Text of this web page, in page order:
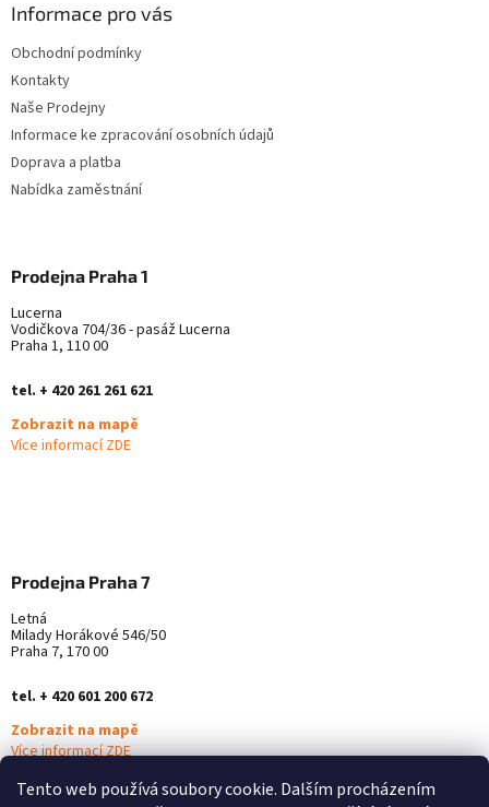
Tento web používá soubory cookie. Dalším procházením
Informace pro vás
Obchodní podmínky
Kontakty
Naše Prodejny
Informace ke zpracování osobních údajů
Doprava a platba
Nabídka zaměstnání
Prodejna Praha 1
Lucerna
Vodičkova 704/36 - pasáž Lucerna
Praha 1, 110 00
tel. + 420 261 261 621
Zobrazit na mapě
Více informací ZDE
Prodejna Praha 7
Letná
Milady Horákové 546/50
Praha 7, 170 00
tel. + 420 601 200 672
Zobrazit na mapě
Více informací ZDE